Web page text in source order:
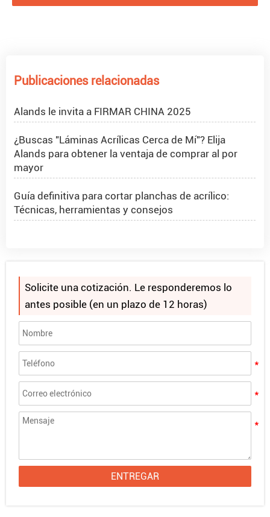
Publicaciones relacionadas
Cómo hacer que la purpurina se adhiera al acrílico
Alands le invita a FIRMAR CHINA 2025
¿Buscas "Láminas Acrílicas Cerca de Mí"? Elija
Alands para obtener la ventaja de comprar al por
mayor
Guía definitiva para cortar planchas de acrílico:
Técnicas, herramientas y consejos
¿Qué son las esferas de acrílico?
Cómo hacer que la purpurina se adhiera al acrílico
Alands le invita a FIRMAR CHINA 2025
¿Buscas "Láminas Acrílicas Cerca de Mí"? Elija
Alands para obtener la ventaja de comprar al por
mayor
Solicite una cotización. Le responderemos lo
antes posible (en un plazo de 12 horas)
ENTREGAR